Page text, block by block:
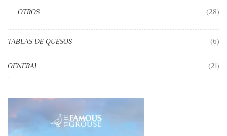
OTROS (28)
TABLAS DE QUESOS (6)
GENERAL (21)